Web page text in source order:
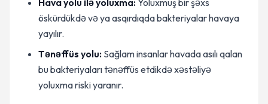
Hava yolu ilə yoluxma:Yoluxmuş bir şəxs
öskürdükdə və ya asqırdıqda bakteriyalar havaya
yayılır.
Tənəffüs yolu: Sağlam insanlar havada asılı qalan
bu bakteriyaları tənəffüs etdikdə xəstəliyə
yoluxma riski yaranır.